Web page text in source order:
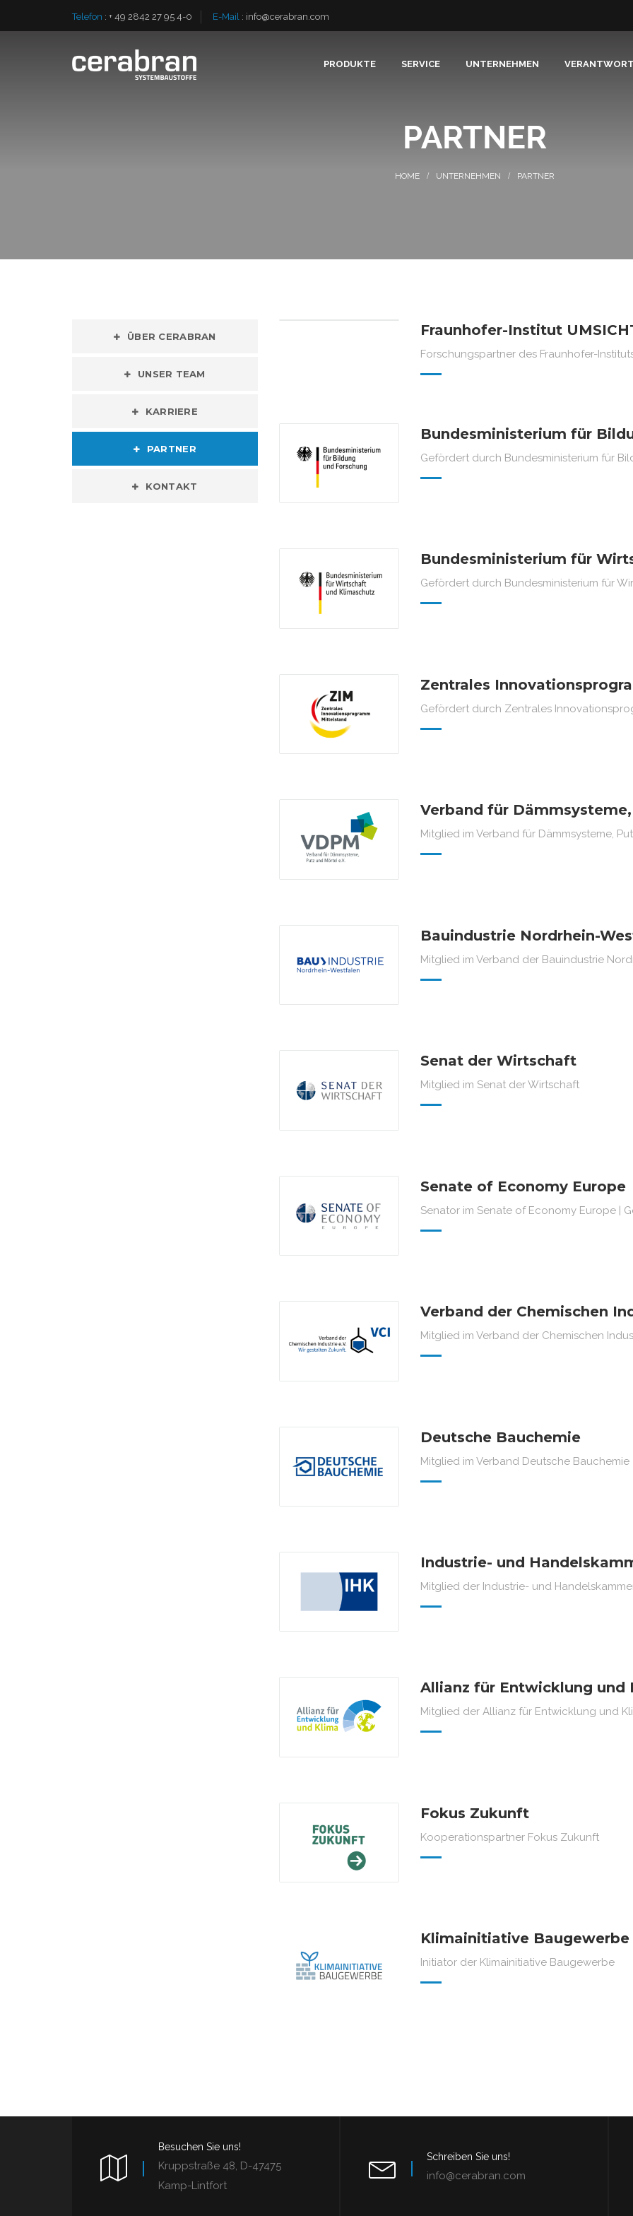
Telefon : + 49 2842 27 95 4-0 E-Mail : info@cerabran.com
PRODUKTE SERVICE UNTERNEHMEN
PARTNER
UNTERNEHMEN PARTNER
ÜBER CERABRAN
UNSER TEAM
KARRIERE
PARTNER
KONTAKT
Fraunhofer-Institut
Forschungspartner des Fraunhofer-
Bundesministerium für
Gefördert durch Bundesministerium für
Bundesministerium für
Gefördert durch Bundesministerium für
Zentrales
Gefördert durch Zentrales
Verband für
Mitglied im Verband für Dämmsysteme,
Bauindustrie Nordrhein-
Mitglied im Verband der Bauindustrie
Senat der Wirtschaft
Mitglied im Senat der Wirtschaft
Senate of Economy Europe
Senator im Senate of Economy Europe |
Verband der Chemischen
Mitglied im Verband der Chemischen
Deutsche Bauchemie
Mitglied im Verband Deutsche Bauchemie
Industrie- und
Mitglied der Industrie- und
Allianz für Entwicklung und
Mitglied der Allianz für Entwicklung und
Fokus Zukunft
Kooperationspartner Fokus Zukunft
Klimainitiative Baugewerbe
Initiator der Klimainitiative Baugewerbe
Besuchen Sie uns!
Kruppstraße 48, D-47475
Kamp-Lintfort
Schreiben Sie uns!
info@cerabran.com